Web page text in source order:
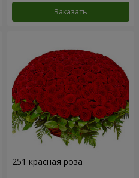
Заказать
251 красная роза